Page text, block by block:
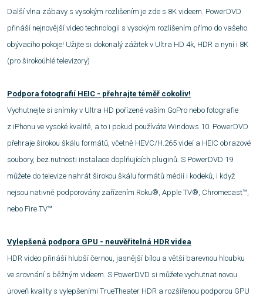
Další vlna zábavy s vysokým rozlišením je zde s 8K videem. PowerDVD
přináší nejnovější video technologii s vysokým rozlišením přímo do vašeho
obývacího pokoje! Užijte si dokonalý zážitek v Ultra HD 4k, HDR a nyní i 8K
(pro širokoúhlé televizory)
Podpora fotografií HEIC - přehrajte téměř cokoliv!
Vychutnejte si snímky v Ultra HD pořízené vaším GoPro nebo fotografie
z iPhonu ve vysoké kvalitě, a to i pokud používáte Windows 10. PowerDVD
přehraje širokou škálu formátů, včetně HEVC/H.265 videí a HEIC obrazové
soubory, bez nutnosti instalace doplňujících pluginů. S PowerDVD 19
můžete do televize nahrát širokou škálu formátů médií i kodeků, i když
nejsou nativně podporovány zařízením Roku®, Apple TV®, Chromecast™,
nebo Fire TV™
Vylepšená podpora GPU - neuvěřitelná HDR videa
HDR video přináší hlubší černou, jasnější bílou a větší barevnou hloubku
ve srovnání s běžným videem. S PowerDVD si můžete vychutnat novou
úroveň kvality s vylepšeními TrueTheater HDR a rozšířenou podporou GPU